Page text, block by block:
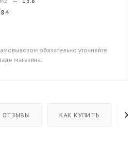
обязательно уточняйте
магазина.
ОТЗЫВЫ КАК КУПИТЬ